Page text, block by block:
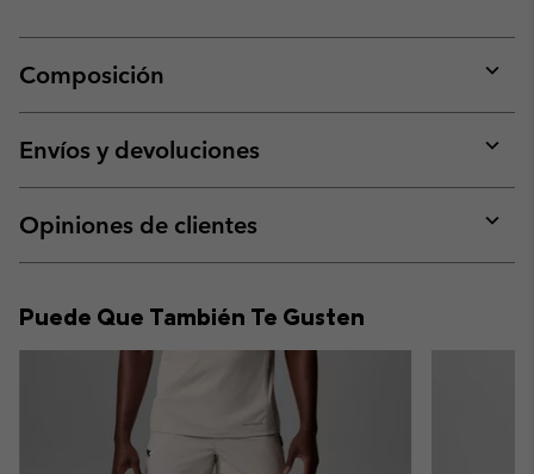
Composición
or
Envíos y devoluciones
or
Opiniones de clientes
or
Puede Que También Te Gusten